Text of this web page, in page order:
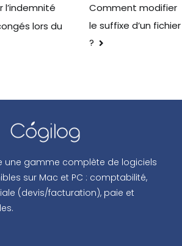
lors du
Comment modifier
le suffixe d’un fichier
?
une gamme complète de logiciels
sur Mac et PC : comptabilité,
(devis/facturation), paie et